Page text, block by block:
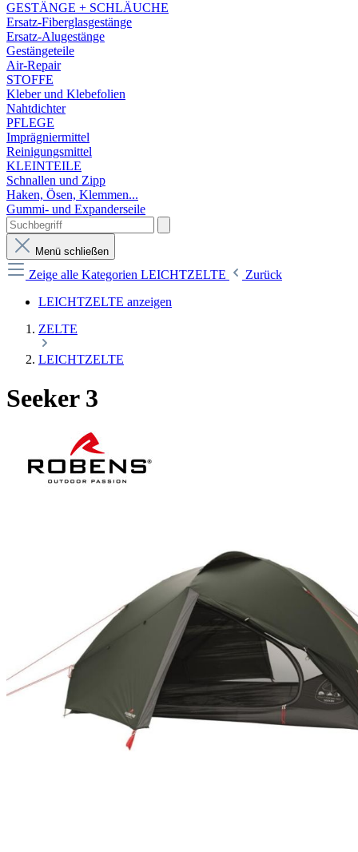
GESTÄNGE + SCHLÄUCHE
Ersatz-Fiberglasgestänge
Ersatz-Alugestänge
Gestängeteile
Air-Repair
STOFFE
Kleber und Klebefolien
Nahtdichter
PFLEGE
Imprägniermittel
Reinigungsmittel
KLEINTEILE
Schnallen und Zipp
Haken, Ösen, Klemmen...
Gummi- und Expanderseile
Menü schließen
Zeige alle Kategorien LEICHTZELTE
Zurück
LEICHTZELTE anzeigen
ZELTE
LEICHTZELTE
Seeker 3